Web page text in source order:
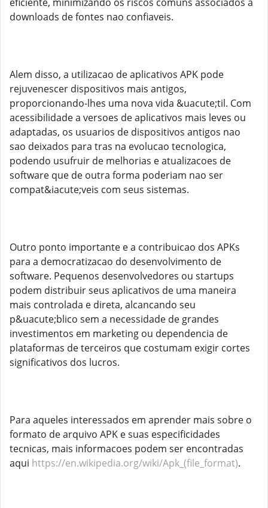
downloads de fontes nao confiaveis.
Alem disso, a utilizacao de aplicativos APK pode
rejuvenescer dispositivos mais antigos,
proporcionando-lhes uma nova vida &uacute;til. Com
acessibilidade a versoes de aplicativos mais leves ou
adaptadas, os usuarios de dispositivos antigos nao
sao deixados para tras na evolucao tecnologica,
podendo usufruir de melhorias e atualizacoes de
software que de outra forma poderiam nao ser
compat&iacute;veis com seus sistemas.
Outro ponto importante e a contribuicao dos APKs
para a democratizacao do desenvolvimento de
software. Pequenos desenvolvedores ou startups
podem distribuir seus aplicativos de uma maneira
mais controlada e direta, alcancando seu
p&uacute;blico sem a necessidade de grandes
investimentos em marketing ou dependencia de
plataformas de terceiros que costumam exigir cortes
significativos dos lucros.
Para aqueles interessados em aprender mais sobre o
formato de arquivo APK e suas especificidades
tecnicas, mais informacoes podem ser encontradas
aqui https://en.wikipedia.org/wiki/Apk_(file_format).